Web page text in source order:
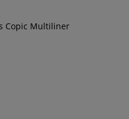
Copic Multiliner